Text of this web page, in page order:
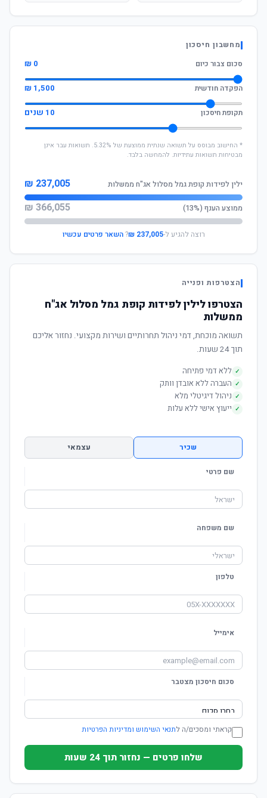
מחשבון חיסכון
סכום צבור כיום
0 ₪
הפקדה חודשית 1,500 ₪
תקופת חיסכון 10 שנים
* החישוב מבוסס על תשואה שנתית ממוצעת של 5.32%. תשואות עבר אינן
מבטיחות תשואות עתידיות. להמחשה בלבד.
ילין לפידות קופת גמל מסלול אג"ח ממשלות 237,005 ₪
ממוצע הענף (13%) 366,055 ₪
רוצה להגיע ל-237,005 ₪
?השאר פרטים עכשיו
הצטרפות ופנייה
הצטרפו לילין לפידות קופת גמל מסלול אג"ח
ממשלות
תשואה מוכחת, דמי ניהול תחרותיים ושירות מקצועי. נחזור אליכם
תוך 24 שעות.
✓ ללא דמי פתיחה
✓ העברה ללא אובדן וותק
✓ ניהול דיגיטלי מלא
✓ ייעוץ אישי ללא עלות
שכיר עצמאי
שם פרטי
שם משפחה
טלפון
אימייל
סכום חיסכון מצטבר
קראתי ומסכים/ה לתנאי השימוש ומדיניות הפרטיות
שלחו פרטים — נחזור תוך 24 שעות